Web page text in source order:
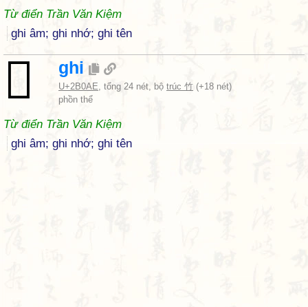
Từ điển Trần Văn Kiệm
ghi âm; ghi nhớ; ghi tên
𫂮 ghi
U+2B0AE, tổng 24 nét, bộ trúc 竹 (+18 nét)
phồn thể
Từ điển Trần Văn Kiệm
ghi âm; ghi nhớ; ghi tên